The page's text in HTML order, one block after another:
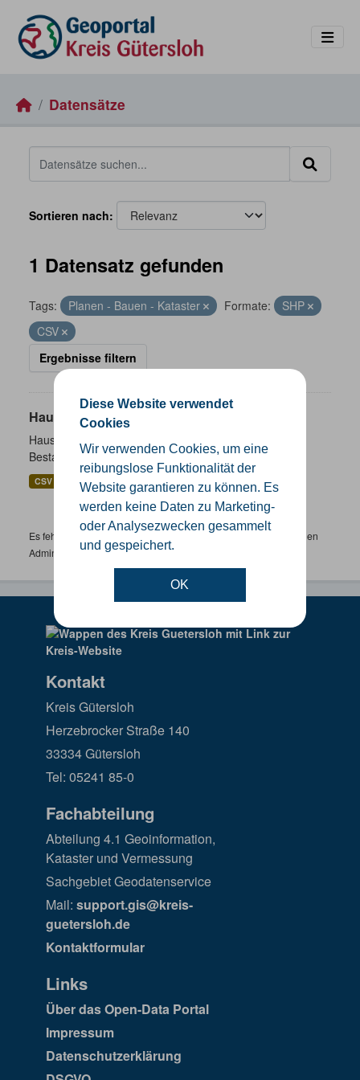
Diese Website verwendet
Cookies
Wir verwenden Cookies, um eine
reibungslose Funktionalität der
Website garantieren zu können. Es
werden keine Daten zu Marketing-
oder Analysezwecken gesammelt
und gespeichert.
OK
Datensätze
Sortieren nach
1 Datensatz gefunden
Tags: Planen - Bauen - Kataster Formate:
SHP
CSV
Ergebnisse filtern
Hausnummernkoordinaten
Hausnummernkoordinaten abgeleitet aus dem ALKIS-
Bestand
CSV GeoJSON
Es fehlen spezifische Datensätze? Wenden Sie sich bitte an einen
Administrator unter:support.gis@kreis-guetersloh.de
Kontakt
Kreis Gütersloh
Herzebrocker Straße 140
33334 Gütersloh
Tel: 05241 85-0
Fachabteilung
Abteilung 4.1 Geoinformation,
Kataster und Vermessung
Sachgebiet Geodatenservice
Mail: support.gis@kreis-
guetersloh.de
Kontaktformular
Links
Über das Open-Data Portal
Impressum
Datenschutzerklärung